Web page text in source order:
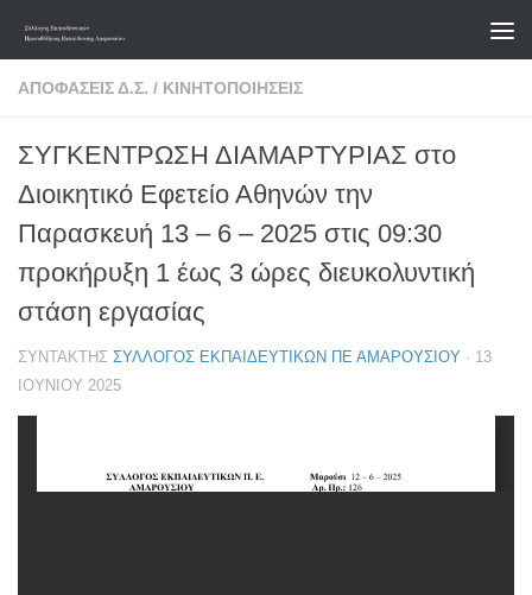
Skip to content
ΑΠΟΦΆΣΕΙΣ Δ.Σ. / ΚΙΝΗΤΟΠΟΙΉΣΕΙΣ
ΣΥΓΚΕΝΤΡΩΣΗ ΔΙΑΜΑΡΤΥΡΙΑΣ στο
Διοικητικό Εφετείο Αθηνών την
Παρασκευή 13 – 6 – 2025 στις 09:30
προκήρυξη 1 έως 3 ώρες διευκολυντική
στάση εργασίας
ΣΥΝΤΆΚΤΗΣ ΣΎΛΛΟΓΟΣ ΕΚΠΑΙΔΕΥΤΙΚΏΝ ΠΕ ΑΜΑΡΟΥΣΊΟΥ · 13
ΙΟΥΝΊΟΥ 2025